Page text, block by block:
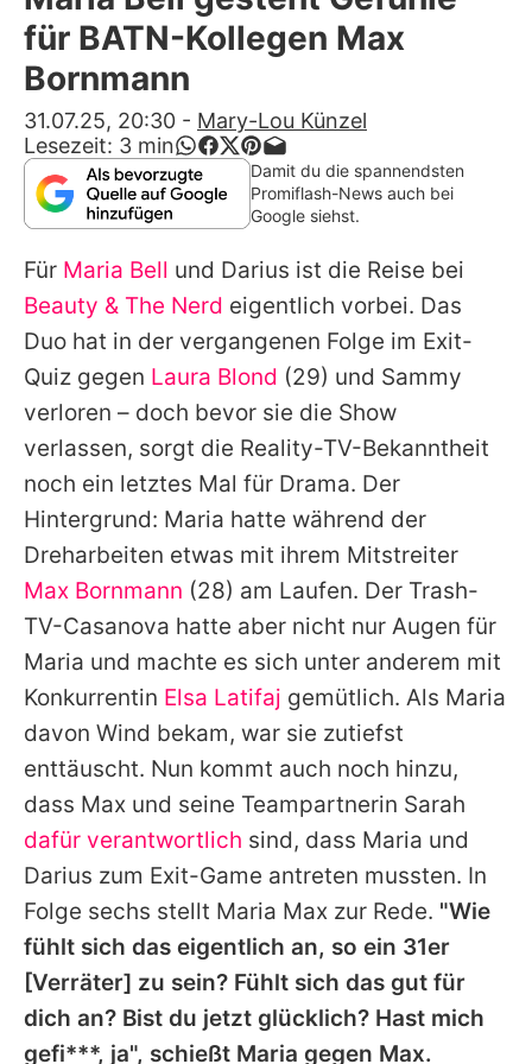
Alle Themen auf Promiflash
Jobs
App runterladen
Team
Redaktionelle Richtlinien
Impressum
Datenschutzerklärung
Nutzungsbedingungen
Utiq verwalten
für BATN-Kollegen Max
Bornmann
31.07.25, 20:30 - Mary-Lou Künzel
Lesezeit: 3 min
Damit du die spannendsten
Promiflash-News auch bei
Google siehst.
Für Maria Bell und Darius ist die Reise bei
Beauty & The Nerd eigentlich vorbei. Das
Duo hat in der vergangenen Folge im Exit-
Quiz gegen Laura Blond (29) und Sammy
verloren – doch bevor sie die Show
verlassen, sorgt die Reality-TV-Bekanntheit
noch ein letztes Mal für Drama. Der
Hintergrund: Maria hatte während der
Dreharbeiten etwas mit ihrem Mitstreiter
Max Bornmann (28) am Laufen. Der Trash-
TV-Casanova hatte aber nicht nur Augen für
Maria und machte es sich unter anderem mit
Konkurrentin Elsa Latifaj gemütlich. Als Maria
davon Wind bekam, war sie zutiefst
enttäuscht. Nun kommt auch noch hinzu,
dass Max und seine Teampartnerin Sarah
dafür verantwortlich sind, dass Maria und
Darius zum Exit-Game antreten mussten. In
Folge sechs stellt Maria Max zur Rede. "Wie
fühlt sich das eigentlich an, so ein 31er
[Verräter] zu sein? Fühlt sich das gut für
dich an? Bist du jetzt glücklich? Hast mich
gefi***, ja", schießt Maria gegen Max.